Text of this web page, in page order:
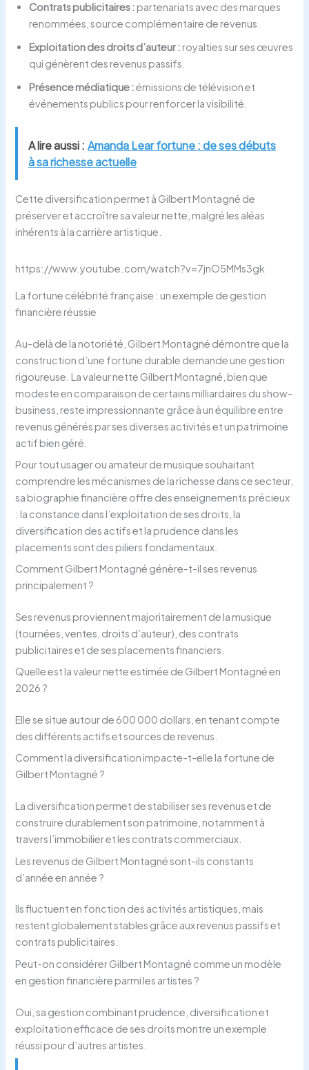
Contrats publicitaires : partenariats avec des marques
renommées, source complémentaire de revenus.
Exploitation des droits d’auteur : royalties sur ses œuvres
qui génèrent des revenus passifs.
Présence médiatique :émissions de télévision et
événements publics pour renforcer la visibilité.
A lire aussi : Amanda Lear fortune : de ses débuts
à sa richesse actuelle
Cette diversification permet à Gilbert Montagné de
préserver et accroître sa valeur nette, malgré les aléas
inhérents à la carrière artistique.
https://www.youtube.com/watch?v=7jnO5MMs3gk
La fortune célébrité française : un exemple de gestion
financière réussie
Au-delà de la notoriété, Gilbert Montagné démontre que la
construction d’une fortune durable demande une gestion
rigoureuse. La valeur nette Gilbert Montagné, bien que
modeste en comparaison de certains milliardaires du show-
business, reste impressionnante grâce à un équilibre entre
revenus générés par ses diverses activités et un patrimoine
actif bien géré.
Pour tout usager ou amateur de musique souhaitant
comprendre les mécanismes de la richesse dans ce secteur,
sa biographie financière offre des enseignements précieux
: la constance dans l’exploitation de ses droits, la
diversification des actifs et la prudence dans les
placements sont des piliers fondamentaux.
Comment Gilbert Montagné génère-t-il ses revenus
principalement ?
Ses revenus proviennent majoritairement de la musique
(tournées, ventes, droits d’auteur), des contrats
publicitaires et de ses placements financiers.
Quelle est la valeur nette estimée de Gilbert Montagné en
2026 ?
Elle se situe autour de 600 000 dollars, en tenant compte
des différents actifs et sources de revenus.
Comment la diversification impacte-t-elle la fortune de
Gilbert Montagné ?
La diversification permet de stabiliser ses revenus et de
construire durablement son patrimoine, notamment à
travers l’immobilier et les contrats commerciaux.
Les revenus de Gilbert Montagné sont-ils constants
d’année en année ?
Ils fluctuent en fonction des activités artistiques, mais
restent globalement stables grâce aux revenus passifs et
contrats publicitaires.
Peut-on considérer Gilbert Montagné comme un modèle
en gestion financière parmi les artistes ?
Oui, sa gestion combinant prudence, diversification et
exploitation efficace de ses droits montre un exemple
réussi pour d’autres artistes.